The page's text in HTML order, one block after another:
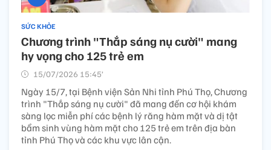
SỨC KHỎE
Chương trình "Thắp sáng nụ cười" mang
hy vọng cho 125 trẻ em
15/07/2026 15:45’
Ngày 15/7, tại Bệnh viện Sản Nhi tỉnh Phú Thọ, Chương
trình "Thắp sáng nụ cười" đã mang đến cơ hội khám
sàng lọc miễn phí các bệnh lý răng hàm mặt và dị tật
bẩm sinh vùng hàm mặt cho 125 trẻ em trên địa bàn
tỉnh Phú Thọ và các khu vực lân cận.